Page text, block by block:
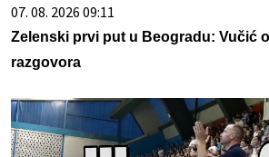
07. 08. 2026 09:11
Zelenski prvi put u Beogradu: Vučić
razgovora